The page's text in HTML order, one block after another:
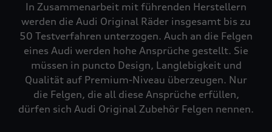
In Zusammenarbeit mit führenden Herstellern
werden die Audi Original Räder insgesamt bis zu
50 Testverfahren unterzogen. Auch an die Felgen
eines Audi werden hohe Ansprüche gestellt. Sie
müssen in puncto Design, Langlebigkeit und
Qualität auf Premium-Niveau überzeugen. Nur
die Felgen, die all diese Ansprüche erfüllen,
dürfen sich Audi Original Zubehör Felgen nennen.